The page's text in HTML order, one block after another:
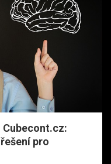
pro